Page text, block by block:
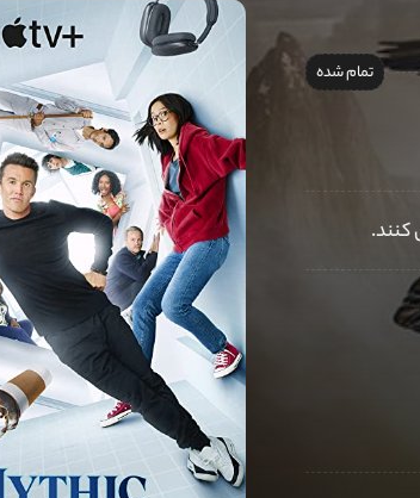
تمام شده